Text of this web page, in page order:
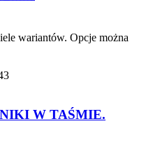
wariantów. Opcje można
W TAŚMIE.